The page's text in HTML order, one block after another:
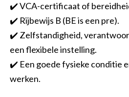
✔️ VCA-certificaat of
✔️ Rijbewijs B (BE is een pre).
✔️ Zelfstandigheid,
een flexibele instelling.
✔️ Een goede fysieke conditie
werken.